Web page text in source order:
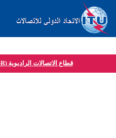
قطاع الاتصالات الراديوية (ITU-R)